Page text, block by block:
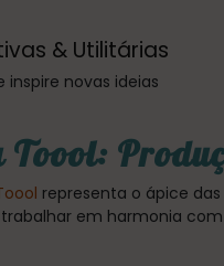
& Utilitárias
inspire novas ideias
Toool:
representa o ápice
em harmonia